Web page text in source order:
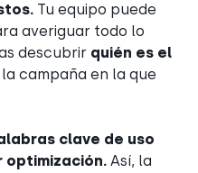
Tu equipo puede
averiguar todo lo
descubrir quién es el
campaña en la que
clave de uso
optimización. Así, la